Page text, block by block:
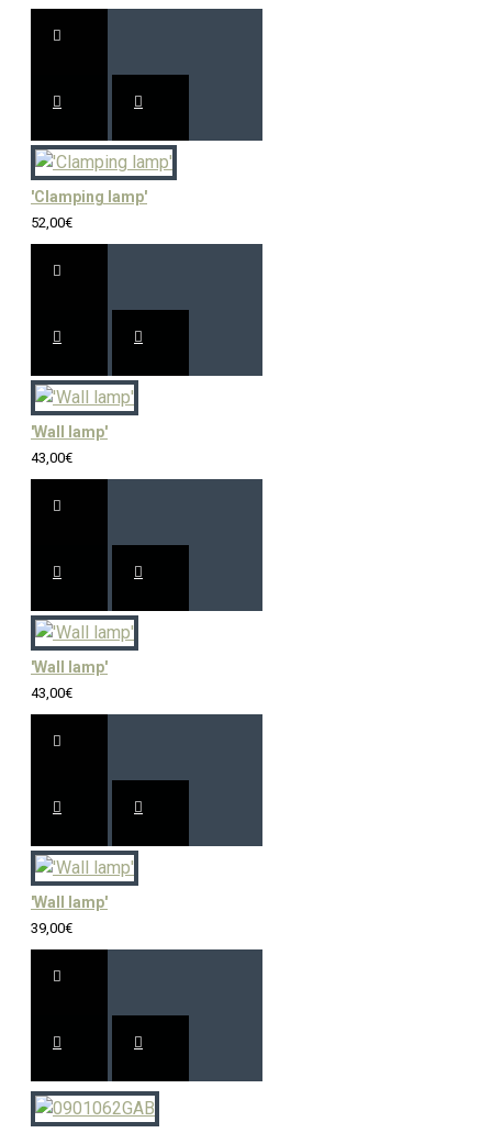
'Clamping lamp'
52,00€
'Wall lamp'
43,00€
'Wall lamp'
43,00€
'Wall lamp'
39,00€